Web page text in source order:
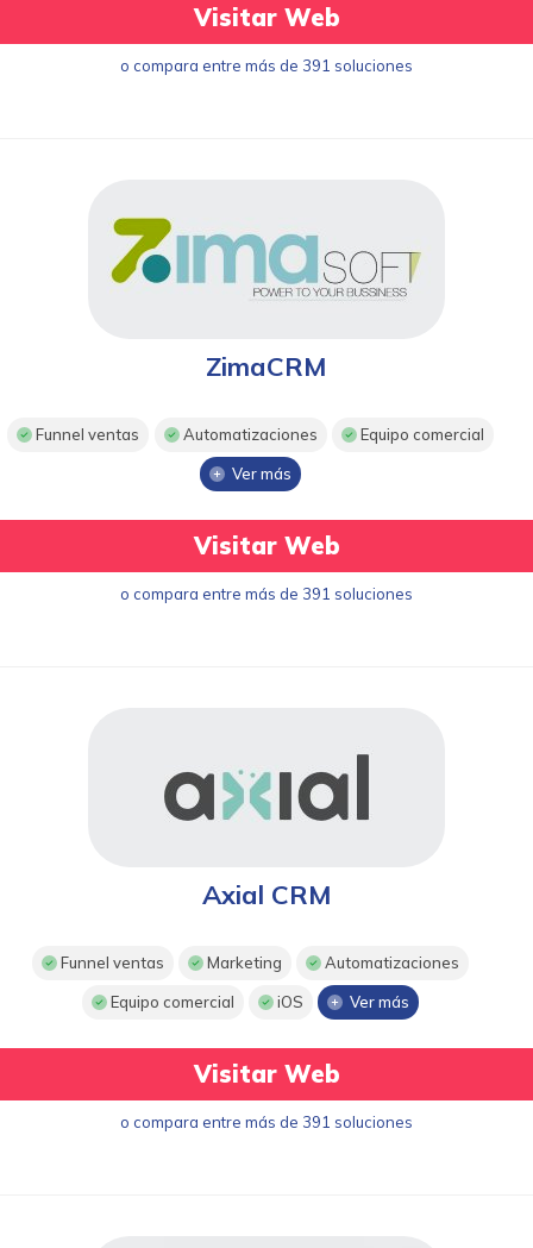
Visitar Web
o compara entre más de 391 soluciones
ZimaCRM
Funnel ventas Automatizaciones Equipo comercial
Ver más
Visitar Web
o compara entre más de 391 soluciones
Axial CRM
Funnel ventas Marketing Automatizaciones
Equipo comercial iOS Ver más
Visitar Web
o compara entre más de 391 soluciones